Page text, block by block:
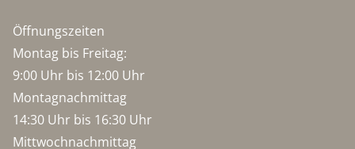
Öffnungszeiten
Montag bis Freitag:
9:00 Uhr bis 12:00 Uhr
Montagnachmittag
14:30 Uhr bis 16:30 Uhr
Mittwochnachmittag